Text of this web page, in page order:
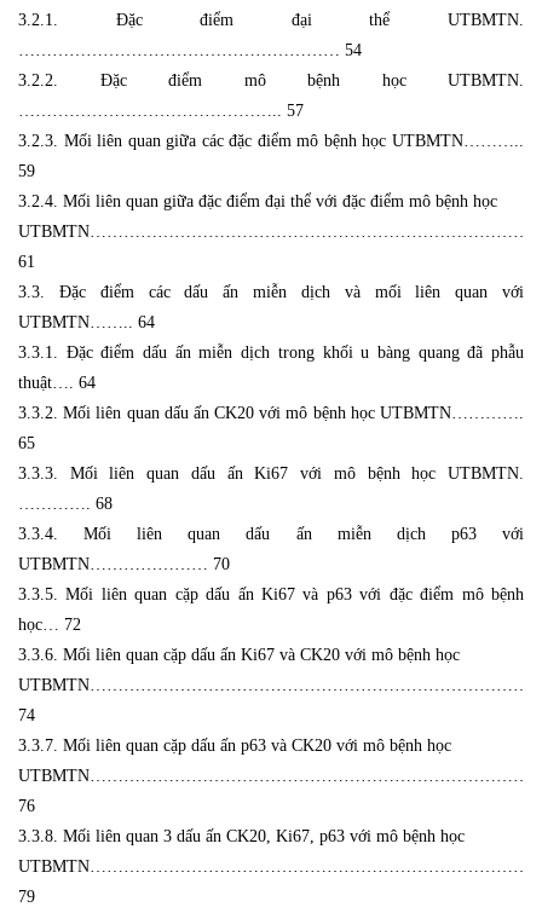
3.2.1. Đặc điểm đại thể UTBMTN.
………………………………………………… 54
3.2.2. Đặc điểm mô bệnh học UTBMTN.
……………………………………….. 57
3.2.3. Mối liên quan giữa các đặc điểm mô bệnh học UTBMTN………..
59
3.2.4. Mối liên quan giữa đặc điểm đại thể với đặc điểm mô bệnh học
61
3.3. Đặc điểm các dấu ấn miễn dịch và mối liên quan với
UTBMTN…….. 64
3.3.1. Đặc điểm dấu ấn miễn dịch trong khối u bàng quang đã phẫu
thuật…. 64
3.3.2. Mối liên quan dấu ấn CK20 với mô bệnh học UTBMTN………….
65
3.3.3. Mối liên quan dấu ấn Ki67 với mô bệnh học UTBMTN.
…………. 68
3.3.4. Mối liên quan dấu ấn miễn dịch p63 với
UTBMTN………………… 70
3.3.5. Mối liên quan cặp dấu ấn Ki67 và p63 với đặc điểm mô bệnh
học… 72
3.3.6. Mối liên quan cặp dấu ấn Ki67 và CK20 với mô bệnh học
74
3.3.7. Mối liên quan cặp dấu ấn p63 và CK20 với mô bệnh học
76
3.3.8. Mối liên quan 3 dấu ấn CK20, Ki67, p63 với mô bệnh học
79